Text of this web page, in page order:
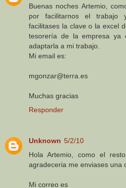
Buenas noches Artemio,
por facilitarnos el trabajo
facilitases la clave o la excel
tesorería de la empresa ya
adaptarla a mi trabajo.
Mi email es:
mgonzar@terra.es
Muchas gracias
Responder
Unknown 5/2/10
Hola Artemio, como el
agradeceria me enviases una
Mi correo es